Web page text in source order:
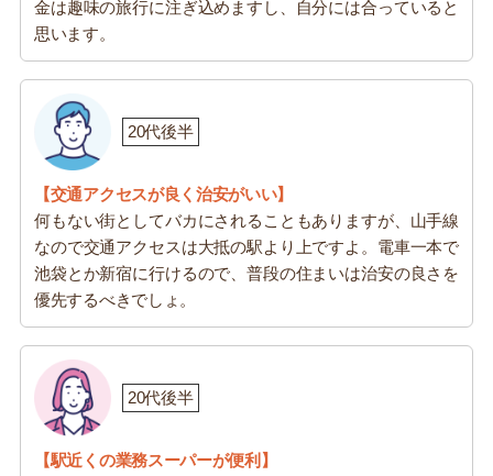
金は趣味の旅行に注ぎ込めますし、自分には合っていると
思います。
20代後半
【交通アクセスが良く治安がいい】
何もない街としてバカにされることもありますが、山手線
なので交通アクセスは大抵の駅より上ですよ。電車一本で
池袋とか新宿に行けるので、普段の住まいは治安の良さを
優先するべきでしょ。
20代後半
【駅近くの業務スーパーが便利】